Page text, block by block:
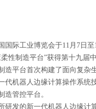
际工业博览会于11月7日至
性制造平台”获得第十九届
平台首次构建了面向复杂生
代机器人边缘计算操作系统
造管控平台。
发的新一代机器人边缘计算